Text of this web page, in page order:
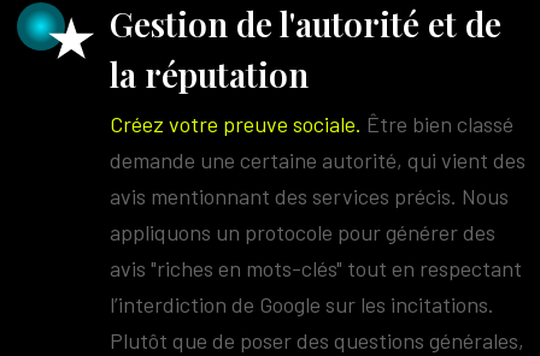
Gestion de l'autorité et de
la réputation
Créez votre preuve sociale. Être bien classé
demande une certaine autorité, qui vient des
avis mentionnant des services précis. Nous
appliquons un protocole pour générer des
avis "riches en mots-clés" tout en respectant
l’interdiction de Google sur les incitations.
Plutôt que de poser des questions générales,